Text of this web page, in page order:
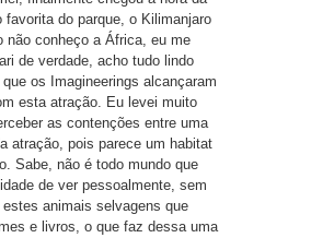
favorita do parque, o Kilimanjaro
não conheço a África, eu me
de verdade, acho tudo lindo
os Imagineerings alcançaram
esta atração. Eu levei muito
as contenções entre uma
atração, pois parece um habitat
Sabe, não é todo mundo que
de ver pessoalmente, sem
animais selvagens que
e livros, o que faz dessa uma